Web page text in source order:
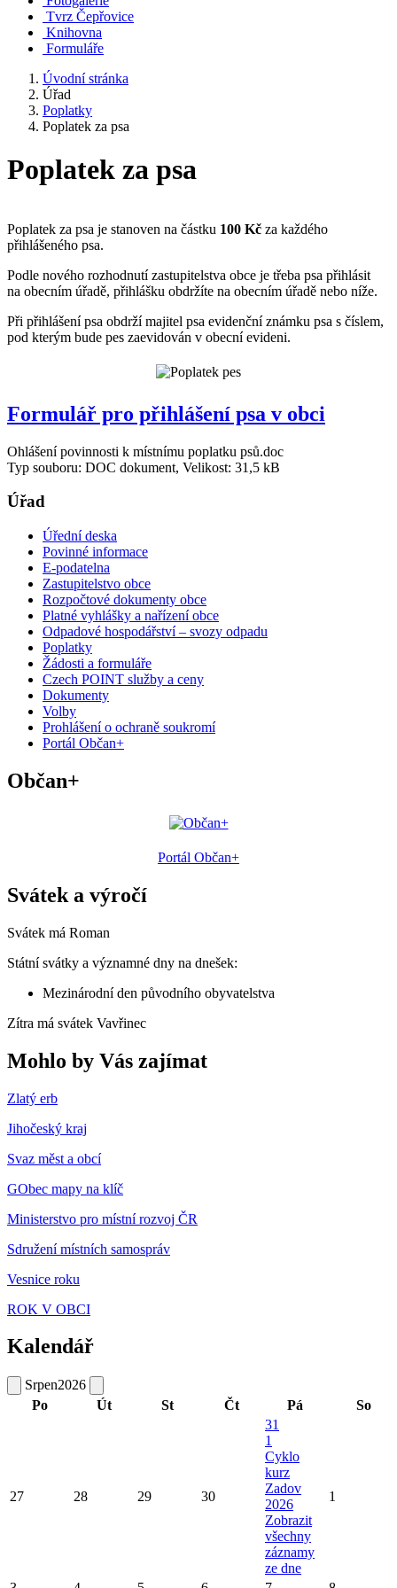
Tvrz Čepřovice
Knihovna
Formuláře
Úvodní stránka
Úřad
Poplatky
Poplatek za psa
Poplatek za psa
Poplatek za psa je stanoven na částku 100 Kč za každého
přihlášeného psa.
Podle nového rozhodnutí zastupitelstva obce je třeba psa přihlásit
na obecním úřadě, přihlášku obdržíte na obecním úřadě nebo níže.
Při přihlášení psa obdrží majitel psa evidenční známku psa s číslem,
pod kterým bude pes zaevidován v obecní evideni.
Formulář pro přihlášení psa v obci
Ohlášení povinnosti k místnímu poplatku psů.doc
Typ souboru: DOC dokument, Velikost: 31,5 kB
Úřad
Úřední deska
Povinné informace
E-podatelna
Zastupitelstvo obce
Rozpočtové dokumenty obce
Platné vyhlášky a nařízení obce
Odpadové hospodářství – svozy odpadu
Poplatky
Žádosti a formuláře
Czech POINT služby a ceny
Dokumenty
Volby
Prohlášení o ochraně soukromí
Portál Občan+
Občan+
Portál Občan+
Svátek a výročí
Svátek má Roman
Státní svátky a významné dny na dnešek:
Mezinárodní den původního obyvatelstva
Zítra má svátek Vavřinec
Mohlo by Vás zajímat
Zlatý erb
Jihočeský kraj
Svaz měst a obcí
GObec mapy na klíč
Ministerstvo pro místní rozvoj ČR
Sdružení místních samospráv
Vesnice roku
ROK V OBCI
Kalendář
Srpen2026
Po
Út St Čt Pá So
27 28 29 30
31
1
Cyklo
kurz
Zadov
2026
Zobrazit
všechny
záznamy
ze dne
1